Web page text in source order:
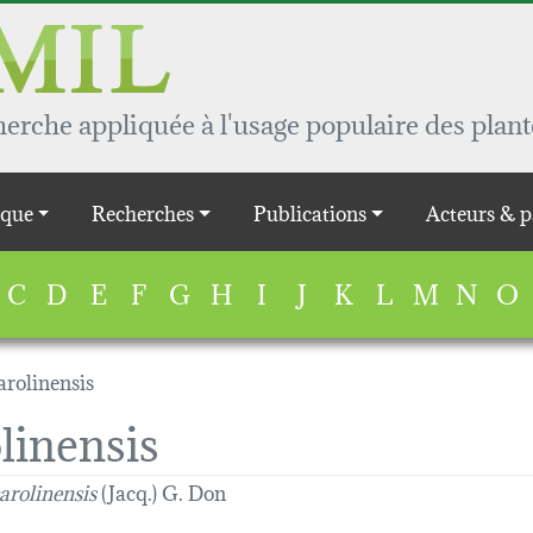
appliquée à l'usage populaire des
Recherches Publications Acteurs &
C D E F G H I J K L M N O
(Jacq.) G. Don